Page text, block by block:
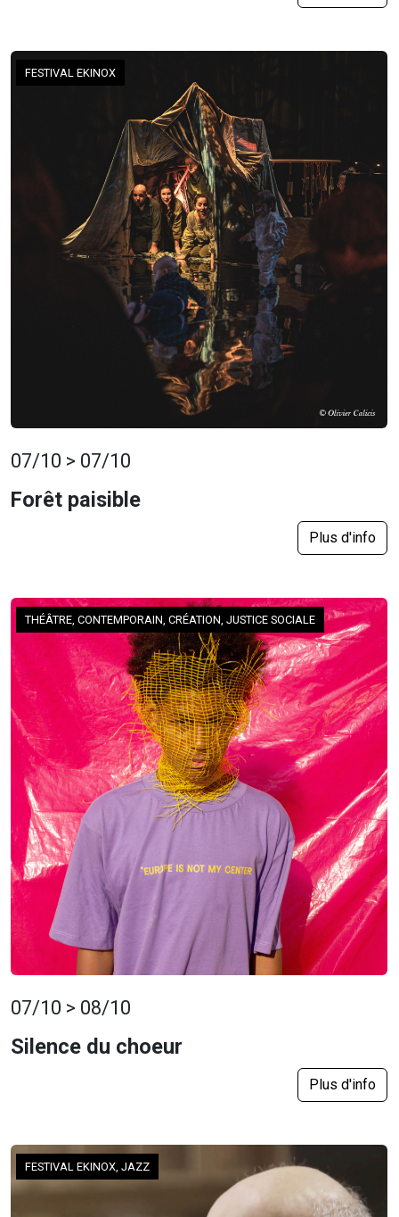
FESTIVAL EKINOX
07/10 > 07/10
Forêt paisible
Plus d'info
THÉÂTRE, CONTEMPORAIN, CRÉATION, JUSTICE SOCIALE
07/10 > 08/10
Silence du choeur
Plus d'info
FESTIVAL EKINOX, JAZZ